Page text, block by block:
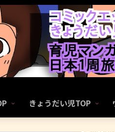
きょうだい児TOP